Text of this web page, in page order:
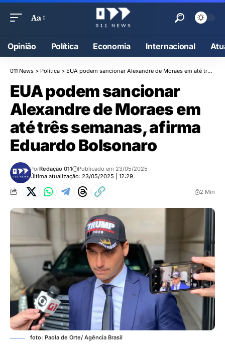
Aa
Opinião Política Economia Internacional
011 News > Política > EUA podem sancionar Alexandre de Moraes em até três semanas, afirma Eduardo Bolsonaro
EUA podem sancionar
Alexandre de Moraes em
até três semanas, afirma
Eduardo Bolsonaro
Última atualização: 23/05/2025 | 12:29
PorRedação 011 Publicado em 23/05/2025
2 Min
foto: Paola de Orte/ Agência Brasil